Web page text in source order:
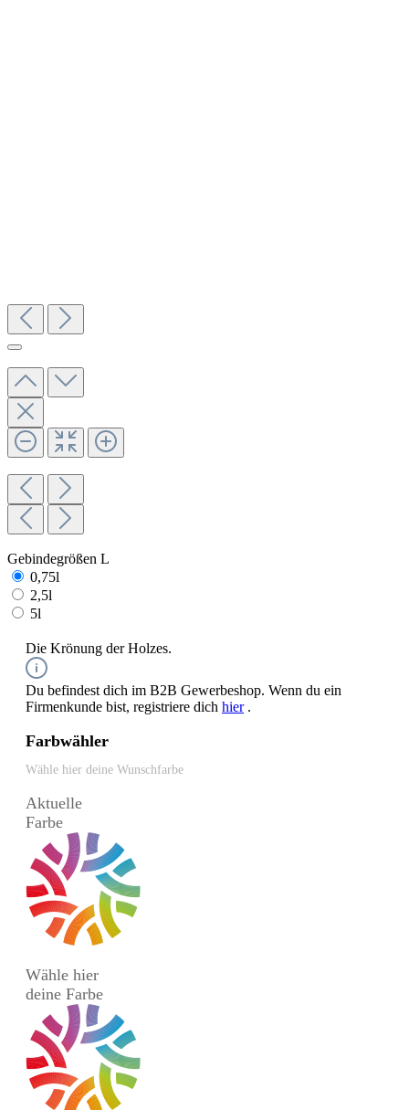
Gebindegrößen L
0,75l
2,5l
5l
Die Krönung der Holzes.
Du befindest dich im B2B Gewerbeshop. Wenn du ein
Firmenkunde bist, registriere dich hier.
Farbwähler
Wähle hier deine Wunschfarbe
Aktuelle
Farbe
Wähle hier
deine Farbe